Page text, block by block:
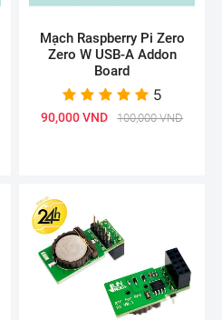
Mạch Raspberry Pi Zero
Zero W USB-A Addon
Board
5
90,000 VND 100,000 VND